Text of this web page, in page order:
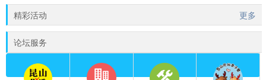
精彩活动 更多
论坛服务